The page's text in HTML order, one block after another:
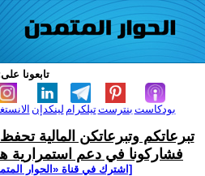
تابعونا
لينكدإن تيلكرامبنترست بودكاست
تبرعاتكم وتبرعاتكن المالية
فشاركونا في دعم استمرارية
[اشترك في قناة ‫«الحوار